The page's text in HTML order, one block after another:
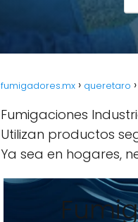
fumigadores.mx queretaro
Fumigaciones
Utilizan productos
Ya sea en hogares,